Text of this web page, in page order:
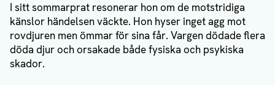
I sitt sommarprat resonerar hon om de motstridiga
känslor händelsen väckte. Hon hyser inget agg mot
rovdjuren men ömmar för sina får. Vargen dödade flera
döda djur och orsakade både fysiska och psykiska
skador.